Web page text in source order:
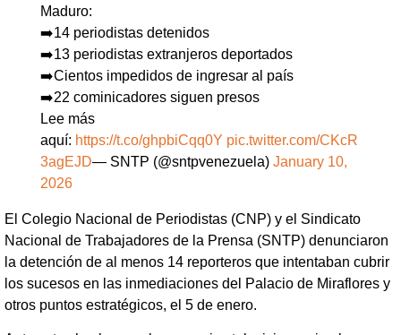
Maduro:
➡️14 periodistas detenidos
➡️13 periodistas extranjeros deportados
➡️Cientos impedidos de ingresar al país
➡️22 cominicadores siguen presos
Lee más
aquí: https://t.co/ghpbiCqq0Y pic.twitter.com/CKcR
3agEJD— SNTP (@sntpvenezuela) January 10,
2026
El Colegio Nacional de Periodistas (CNP) y el Sindicato
Nacional de Trabajadores de la Prensa (SNTP) denunciaron
la detención de al menos 14 reporteros que intentaban cubrir
los sucesos en las inmediaciones del Palacio de Miraflores y
otros puntos estratégicos, el 5 de enero.